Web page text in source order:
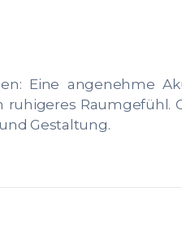
Eine angenehme
Raumgefühl.
Gestaltung.